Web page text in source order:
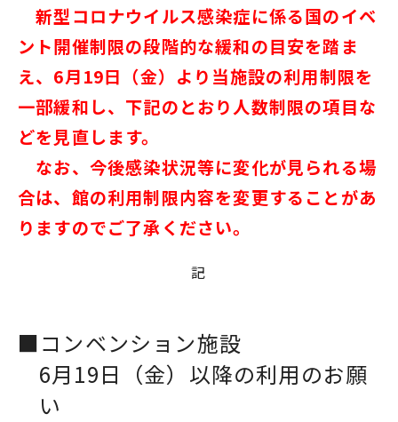
新型コロナウイルス感染症に係る国のイベ
ント開催制限の段階的な緩和の目安を踏ま
え、6月19日（金）より当施設の利用制限を
一部緩和し、下記のとおり人数制限の項目な
どを見直します。
なお、今後感染状況等に変化が見られる場
合は、館の利用制限内容を変更することがあ
りますのでご了承ください。
記
■コンベンション施設
6月19日（金）以降の利用のお願
い